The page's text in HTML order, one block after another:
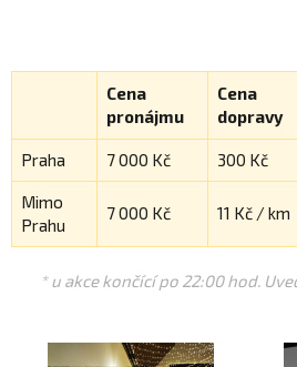
Cena
pronájmu
Cena
dopravy
Praha 7 000 Kč 300 Kč
Mimo
Prahu
7 000 Kč 11 Kč / km
* u akce končící po 22:00 hod.